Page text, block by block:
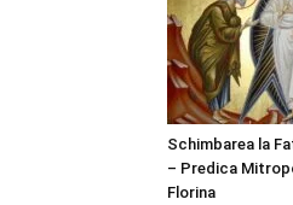
Schimbarea la
– Predica
Florina